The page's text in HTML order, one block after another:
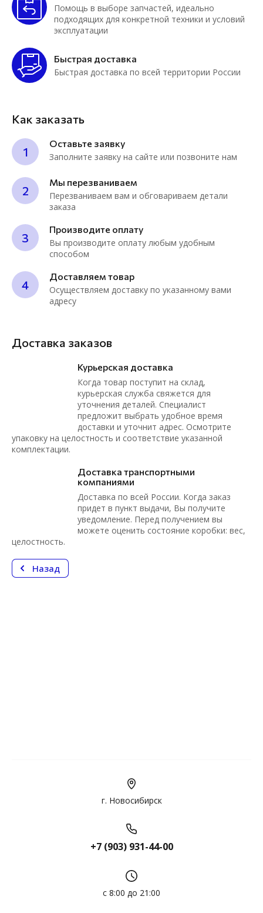
Помощь в выборе запчастей, идеально
подходящих для конкретной техники и условий
эксплуатации
Быстрая доставка
Быстрая доставка по всей территории России
Как заказать
1
Оставьте заявку
Заполните заявку на сайте или позвоните нам
2
Мы перезваниваем
Перезваниваем вам и обговариваем детали
заказа
3
Производите оплату
Вы производите оплату любым удобным
способом
4
Доставляем товар
Осуществляем доставку по указанному вами
адресу
Доставка заказов
Курьерская доставка
Когда товар поступит на склад,
курьерская служба свяжется для
уточнения деталей. Специалист
предложит выбрать удобное время
доставки и уточнит адрес. Осмотрите
упаковку на целостность и соответствие указанной
комплектации.
Доставка транспортными
компаниями
Доставка по всей России. Когда заказ
придет в пункт выдачи, Вы получите
уведомление. Перед получением вы
можете оценить состояние коробки: вес,
целостность.
Назад
г. Новосибирск
+7 (903) 931-44-00
с 8:00 до 21:00